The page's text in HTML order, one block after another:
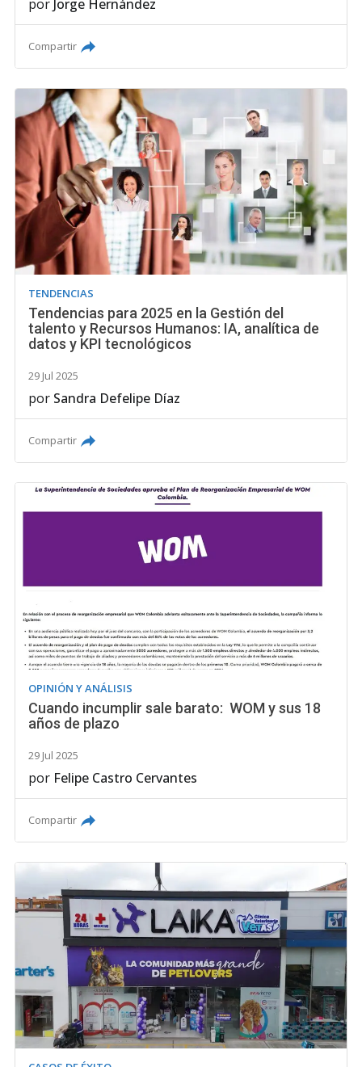
por Jorge Hernández
Compartir
TENDENCIAS
Tendencias para 2025 en la Gestión del
talento y Recursos Humanos: IA, analítica de
datos y KPI tecnológicos
29 Jul 2025
por Sandra Defelipe Díaz
Compartir
OPINIÓN Y ANÁLISIS
Cuando incumplir sale barato: WOM y sus 18
años de plazo
29 Jul 2025
por Felipe Castro Cervantes
Compartir